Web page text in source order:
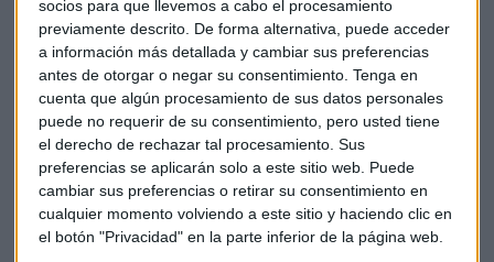
socios para que llevemos a cabo el procesamiento
previamente descrito. De forma alternativa, puede acceder
a información más detallada y cambiar sus preferencias
antes de otorgar o negar su consentimiento. Tenga en
cuenta que algún procesamiento de sus datos personales
puede no requerir de su consentimiento, pero usted tiene
el derecho de rechazar tal procesamiento. Sus
preferencias se aplicarán solo a este sitio web. Puede
cambiar sus preferencias o retirar su consentimiento en
cualquier momento volviendo a este sitio y haciendo clic en
el botón "Privacidad" en la parte inferior de la página web.
Las primerasreferencias macroeconómicasdel martes
llegarán desde Francia donde se publica el índice de
confianza de los consumidores de enero. Minutos después,
en España se conocerá la Encuesta de Población Activa del
cuarto trimestre. En Alemania, hay emisión de deuda a 2
años.
En Estados Unidos se publican los pedidos de bienes